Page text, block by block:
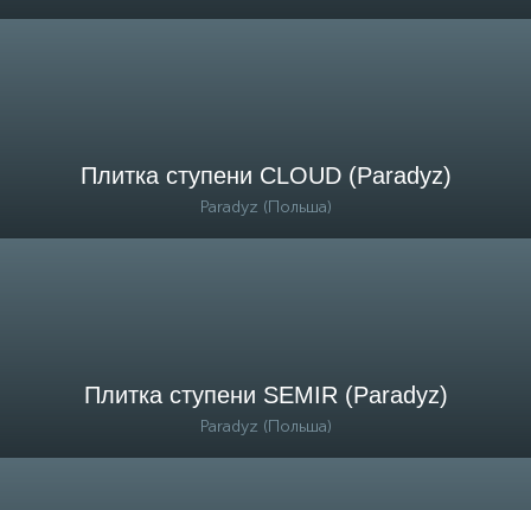
Плитка ступени CLOUD (Paradyz)
Paradyz (Польша)
Плитка ступени SEMIR (Paradyz)
Paradyz (Польша)